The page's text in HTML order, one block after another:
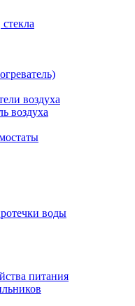
воздуха
воздуха
воды
питания